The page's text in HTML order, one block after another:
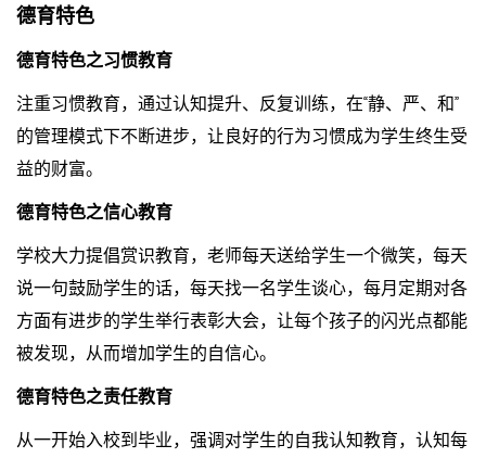
德育特色
德育特色之习惯教育
注重习惯教育，通过认知提升、反复训练，在“静、严、和”
的管理模式下不断进步，让良好的行为习惯成为学生终生受
益的财富。
德育特色之信心教育
学校大力提倡赏识教育，老师每天送给学生一个微笑，每天
说一句鼓励学生的话，每天找一名学生谈心，每月定期对各
方面有进步的学生举行表彰大会，让每个孩子的闪光点都能
被发现，从而增加学生的自信心。
德育特色之责任教育
从一开始入校到毕业，强调对学生的自我认知教育，认知每